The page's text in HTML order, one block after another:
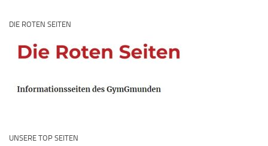
DIE ROTEN SEITEN
UNSERE TOP SEITEN